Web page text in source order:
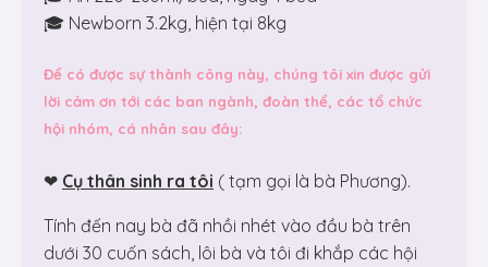
🎓 Newborn 3.2kg, hiện tại 8kg
Để có được sự thành công này, chúng tôi xin được gửi
lời cảm ơn tới các ban ngành, đoàn thể, các tổ chức
hội nhóm, cá nhân sau đây:
❤ Cụ thân sinh ra tôi ( tạm gọi là bà Phương).
Tính đến nay bà đã nhồi nhét vào đầu bà trên
dưới 30 cuốn sách, lôi bà và tôi đi khắp các hội